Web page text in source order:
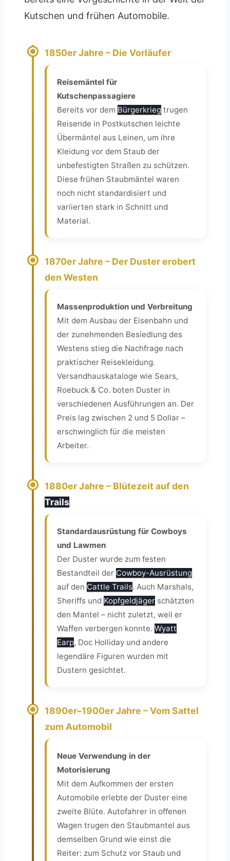
Kutschen und frühen Automobile.
1850er Jahre – Die Vorläufer
Reisemäntel für
Kutschenpassagiere
Bereits vor dem Bürgerkrieg trugen
Reisende in Postkutschen leichte
Übermäntel aus Leinen, um ihre
Kleidung vor dem Staub der
unbefestigten Straßen zu schützen.
Diese frühen Staubmäntel waren
noch nicht standardisiert und
variierten stark in Schnitt und
Material.
1870er Jahre – Der Duster erobert
den Westen
Massenproduktion und Verbreitung
Mit dem Ausbau der Eisenbahn und
der zunehmenden Besiedlung des
Westens stieg die Nachfrage nach
praktischer Reisekleidung.
Versandhauskataloge wie Sears,
Roebuck & Co. boten Duster in
verschiedenen Ausführungen an. Der
Preis lag zwischen 2 und 5 Dollar –
erschwinglich für die meisten
Arbeiter.
1880er Jahre – Blütezeit auf den
Trails
Standardausrüstung für Cowboys
und Lawmen
Der Duster wurde zum festen
Bestandteil der Cowboy-Ausrüstung
auf den Cattle Trails. Auch Marshals,
Sheriffs und Kopfgeldjäger schätzten
den Mantel – nicht zuletzt, weil er
Waffen verbergen konnte. Wyatt
Earp, Doc Holliday und andere
legendäre Figuren wurden mit
Dustern gesichtet.
1890er–1900er Jahre – Vom Sattel
zum Automobil
Neue Verwendung in der
Motorisierung
Mit dem Aufkommen der ersten
Automobile erlebte der Duster eine
zweite Blüte. Autofahrer in offenen
Wagen trugen den Staubmantel aus
demselben Grund wie einst die
Reiter: zum Schutz vor Staub und